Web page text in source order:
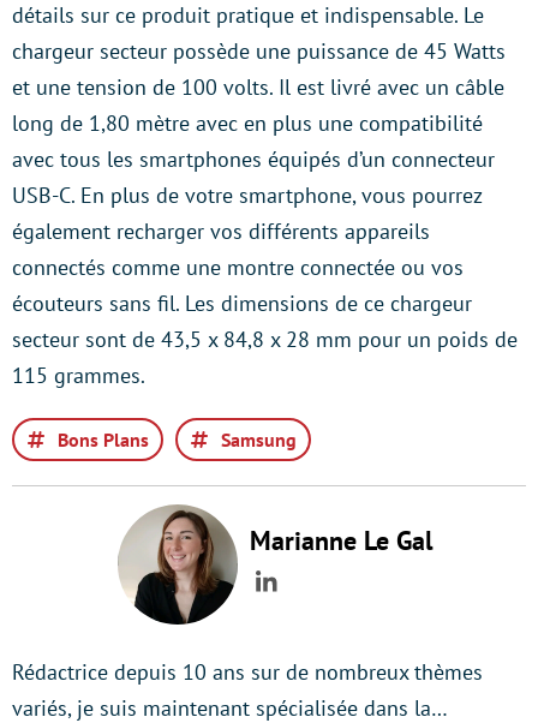
détails sur ce produit pratique et indispensable. Le
chargeur secteur possède une puissance de 45 Watts
et une tension de 100 volts. Il est livré avec un câble
long de 1,80 mètre avec en plus une compatibilité
avec tous les smartphones équipés d’un connecteur
USB-C. En plus de votre smartphone, vous pourrez
également recharger vos différents appareils
connectés comme une montre connectée ou vos
écouteurs sans fil. Les dimensions de ce chargeur
secteur sont de 43,5 x 84,8 x 28 mm pour un poids de
115 grammes.
Bons Plans Samsung
Marianne Le Gal
LinkedIn
Rédactrice depuis 10 ans sur de nombreux thèmes
variés, je suis maintenant spécialisée dans la…